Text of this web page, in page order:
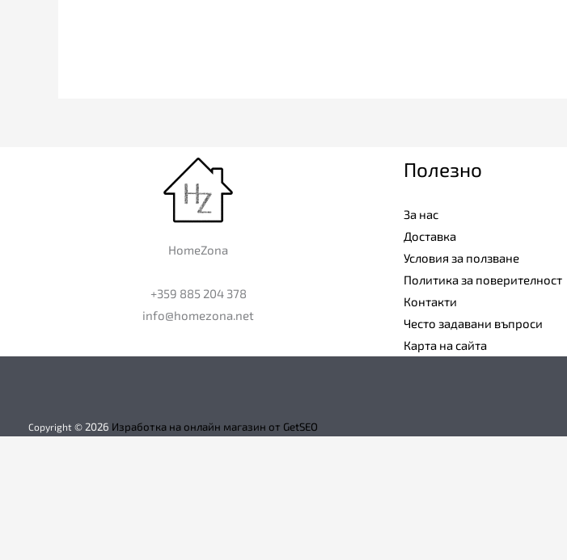
HomeZona
+359 885 204 378
info@homezona.net
Полезно
За нас
Доставка
Условия за ползване
Политика за поверителност
Контакти
Често задавани въпроси
Карта на сайта
Copyright © 2026 Изработка на онлайн магазин от GetSEO